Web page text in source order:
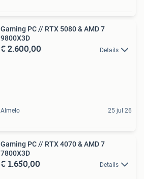
Gaming PC // RTX 5080 & AMD 7
9800X3D
€ 2.600,00 Details
Almelo 25 jul 26
Gaming PC // RTX 4070 & AMD 7
7800X3D
€ 1.650,00 Details